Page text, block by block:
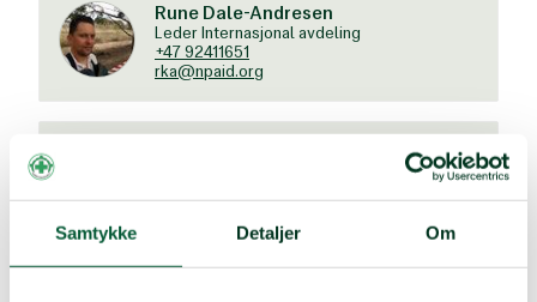
Samtykke Detaljer Om
Rune Dale-Andresen
Leder Internasjonal avdeling
+47 92411651
rka@npaid.org